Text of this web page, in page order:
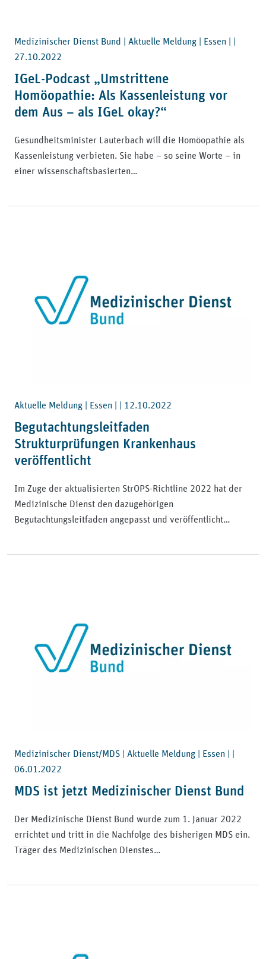
Medizinischer Dienst Bund | Aktuelle Meldung | Essen | |
27.10.2022
IGeL-Podcast „Umstrittene
Homöopathie: Als Kassenleistung vor
dem Aus – als IGeL okay?“
Gesundheitsminister Lauterbach will die Homöopathie als
Kassenleistung verbieten. Sie habe – so seine Worte – in
einer wissenschaftsbasierten…
Aktuelle Meldung | Essen | | 12.10.2022
Begutachtungsleitfaden
Strukturprüfungen Krankenhaus
veröffentlicht
Im Zuge der aktualisierten StrOPS-Richtline 2022 hat der
Medizinische Dienst den dazugehörigen
Begutachtungsleitfaden angepasst und veröffentlicht…
Medizinischer Dienst/MDS | Aktuelle Meldung | Essen | |
06.01.2022
MDS ist jetzt Medizinischer Dienst Bund
Der Medizinische Dienst Bund wurde zum 1. Januar 2022
errichtet und tritt in die Nachfolge des bisherigen MDS ein.
Träger des Medizinischen Dienstes…